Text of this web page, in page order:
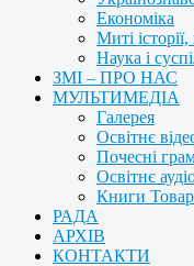
Економіка
Миті історії,
Наука і
ЗМІ – ПРО НАС
МУЛЬТИМЕДІА
Галерея
Освітнє
Почесні
Освітнє
Книги
РАДА
АРХІВ
КОНТАКТИ